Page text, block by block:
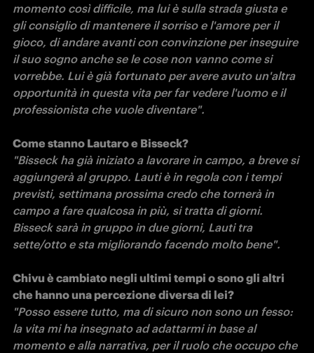
momento così difficile, ma lui è sulla strada giusta e
gli consiglio di mantenere il sorriso e l'amore per il
gioco, di andare avanti con convinzione per inseguire
il suo sogno anche se le cose non vanno come si
vorrebbe. Lui è già fortunato per avere avuto un'altra
opportunità in questa vita per far vedere l'uomo e il
professionista che vuole diventare".
"Bisseck ha già iniziato a lavorare in campo, a breve si
aggiungerà al gruppo. Lauti è in regola con i tempi
previsti, settimana prossima credo che tornerà in
campo a fare qualcosa in più, si tratta di giorni.
Bisseck sarà in gruppo in due giorni, Lauti tra
sette/otto e sta migliorando facendo molto bene".
Chivu è cambiato negli ultimi tempi o sono gli altri
"Posso essere tutto, ma di sicuro non sono un fesso:
la vita mi ha insegnato ad adattarmi in base al
momento e alla narrativa, per il ruolo che occupo che